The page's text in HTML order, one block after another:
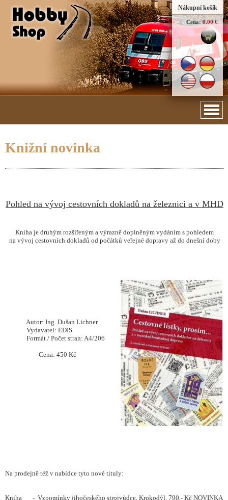
Nákupní košík
Cena: 0.00 €
Knižní novinka
Pohled na vývoj cestovních dokladů na železnici a v MHD
Kniha je druhým rozšířeným a výrazně doplněným vydáním s pohledem
na vývoj cestovních dokladů od počátků veřejné dopravy až do dnešní doby
Autor: Ing. Dušan Lichner
Vydavatel: EDIS
Formát / Počet stran: A4/206
Cena: 450 Kč
Na prodejně též v nabídce tyto nové tituly:
Kniha - Vzpomínky jihočeského strojvůdce, Krokodýl, 790,- Kč NOVINKA